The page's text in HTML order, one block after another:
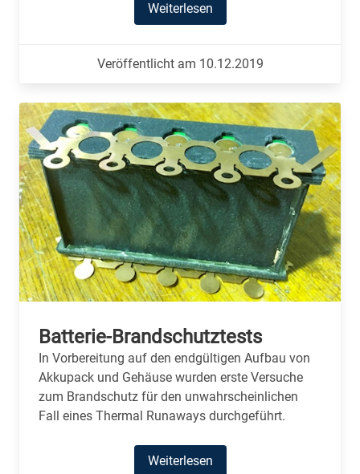
Weiterlesen
Veröffentlicht am 10.12.2019
Batterie-Brandschutztests
In Vorbereitung auf den endgültigen Aufbau von
Akkupack und Gehäuse wurden erste Versuche
zum Brandschutz für den unwahrscheinlichen
Fall eines Thermal Runaways durchgeführt.
Weiterlesen